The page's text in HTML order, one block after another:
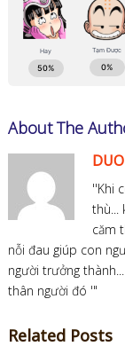
About The
''Khi
thù...
căm
nỗi đau giúp con
người trưởng
thân người đó '"
Related Posts